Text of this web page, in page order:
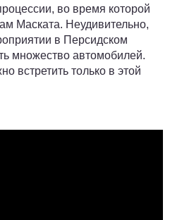
во время которой
Маската. Неудивительно,
в Персидском
множество автомобилей.
встретить только в этой